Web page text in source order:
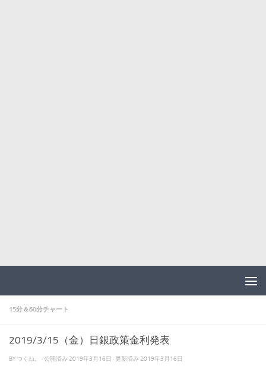
15分＆60分チャート
2019/3/15（金）日銀政策金利発表
BYつくね。 · 公開済み 2019年3月16日 · 更新済み 2019年3月16日